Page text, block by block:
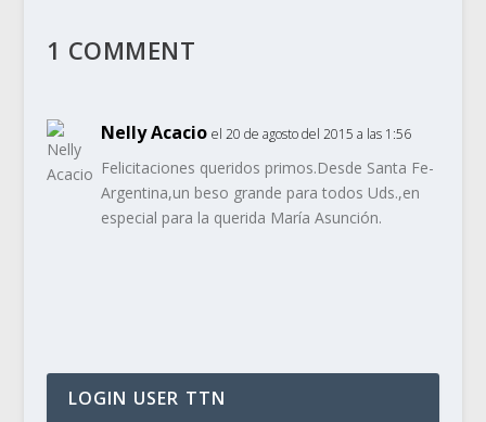
1 COMMENT
Nelly Acacio el 20 de agosto del 2015 a las 1:56
Felicitaciones queridos primos.Desde Santa Fe-
Argentina,un beso grande para todos Uds.,en
especial para la querida María Asunción.
LOGIN USER TTN